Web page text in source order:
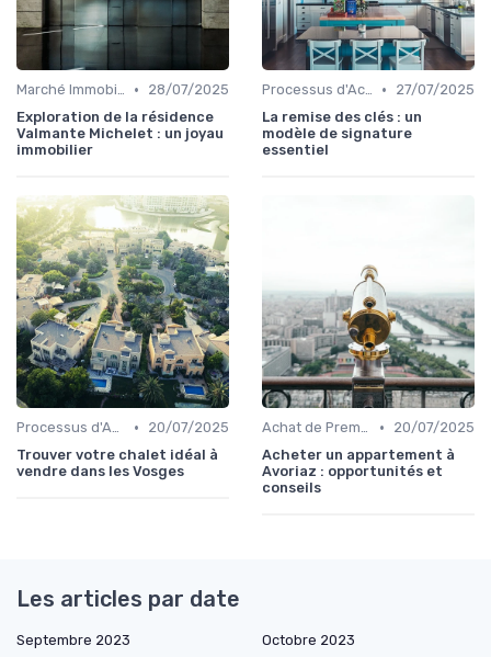
Marché Immobilier et Prix •
28/07/2025
Exploration de la résidence
Valmante Michelet : un joyau
immobilier
Processus d'Achat Immobilier •
27/07/2025
La remise des clés : un
modèle de signature
essentiel
Processus d'Achat Immobilier •
20/07/2025
Trouver votre chalet idéal à
vendre dans les Vosges
Achat de Première Maison •
20/07/2025
Acheter un appartement à
Avoriaz : opportunités et
conseils
Les articles par date
Septembre 2023
Octobre 2023